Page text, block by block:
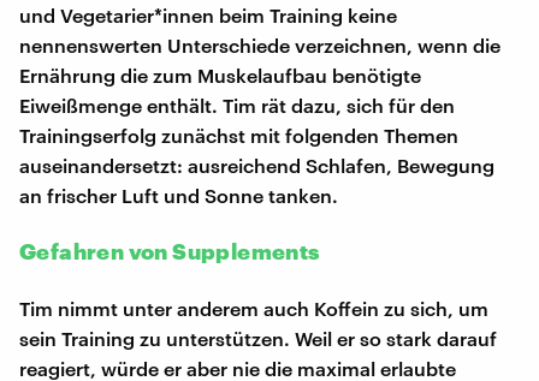
und Vegetarier*innen beim Training keine
nennenswerten Unterschiede verzeichnen, wenn die
Ernährung die zum Muskelaufbau benötigte
Eiweißmenge enthält. Tim rät dazu, sich für den
Trainingserfolg zunächst mit folgenden Themen
auseinandersetzt: ausreichend Schlafen, Bewegung
an frischer Luft und Sonne tanken.
Gefahren von Supplements
Tim nimmt unter anderem auch Koffein zu sich, um
sein Training zu unterstützen. Weil er so stark darauf
reagiert, würde er aber nie die maximal erlaubte